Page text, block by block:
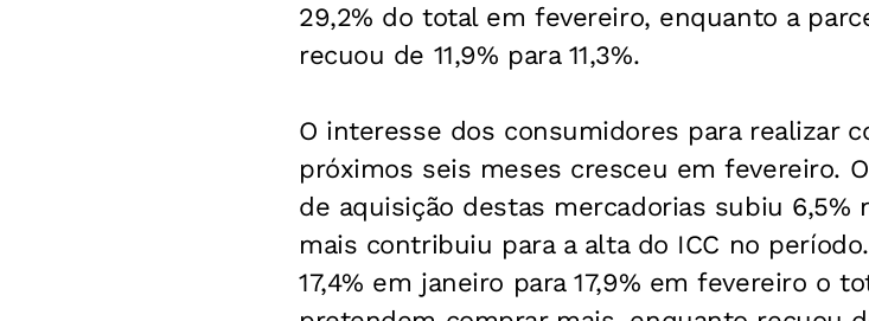
29,2% do total em fevereiro, enquanto a
recuou de 11,9% para 11,3%.
O interesse dos consumidores para realizar
próximos seis meses cresceu em fevereiro.
de aquisição destas mercadorias subiu
mais contribuiu para a alta do ICC no
17,4% em janeiro para 17,9% em fevereiro o